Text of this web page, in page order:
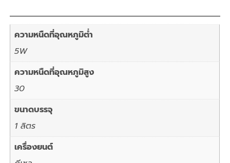
ความหนืดที่อุณหภูมิต่ำ
5W
ความหนืดที่อุณหภูมิสูง
30
ขนาดบรรจุ
1 ลิตร
เครื่องยนต์